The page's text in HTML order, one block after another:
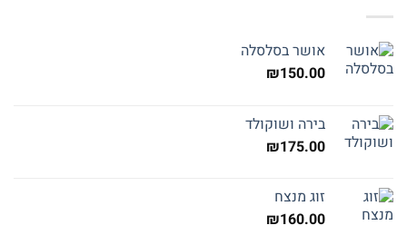
אושר בסלסלה
₪150.00
בירה ושוקולד
₪175.00
זוג מנצח
₪160.00